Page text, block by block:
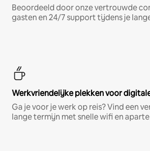
Beoordeeld door onze vertrouwde
gasten en 24/7 support tijdens je
Werkvriendelijke plekken voor
Ga je voor je werk op reis? Vind een
lange termijn met snelle wifi en